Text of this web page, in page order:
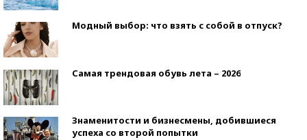
Модный выбор: что взять с собой в отпуск?
Самая трендовая обувь лета – 2026
Знаменитости и бизнесмены, добившиеся
успеха со второй попытки